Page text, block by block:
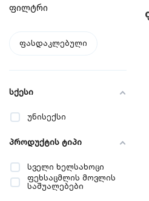
ფილტრი
ფასდაკლებული
სქესი
უნისექსი
პროდუქტის ტიპი
სველი ხელსახოცი
ფეხსაცმლის მოვლის
საშუალებები